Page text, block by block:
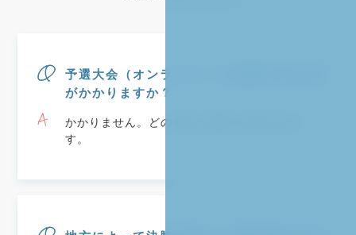
予選大会（オンライン）への参加にはお金
がかかりますか？
かかりません。どの学校も無料で参加出来ま
す。